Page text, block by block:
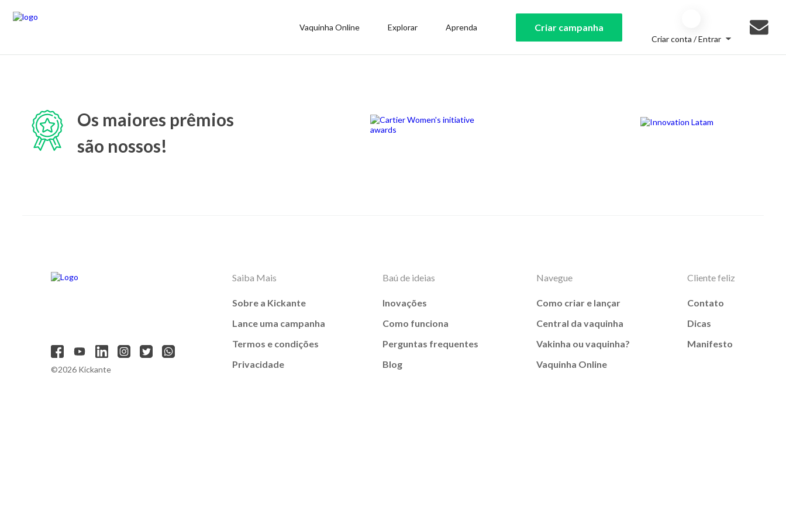
Vaquinha Online Explorar Aprenda Criar campanha
Criar conta / Entrar
Os maiores prêmios
são nossos!
©2026 Kickante
Saiba Mais
Sobre a Kickante
Lance uma campanha
Termos e condições
Privacidade
Baú de ideias
Inovações
Como funciona
Perguntas frequentes
Blog
Navegue
Como criar e lançar
Central da vaquinha
Vakinha ou vaquinha?
Vaquinha Online
Cliente feliz
Contato
Dicas
Manifesto